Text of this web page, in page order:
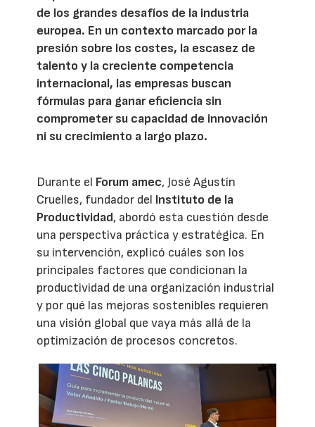
de los grandes desafíos de la industria
europea. En un contexto marcado por la
presión sobre los costes, la escasez de
talento y la creciente competencia
internacional, las empresas buscan
fórmulas para ganar eficiencia sin
comprometer su capacidad de innovación
ni su crecimiento a largo plazo.
Durante el Forum amec, José Agustín
Cruelles, fundador del Instituto de la
Productividad, abordó esta cuestión desde
una perspectiva práctica y estratégica. En
su intervención, explicó cuáles son los
principales factores que condicionan la
productividad de una organización industrial
y por qué las mejoras sostenibles requieren
una visión global que vaya más allá de la
optimización de procesos concretos.